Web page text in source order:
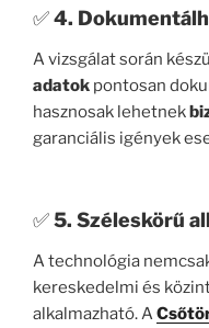
✅4.
A vizsgálat során
adatok pontosan
hasznosak lehetnek
garanciális igények
✅5. Széleskörű
A technológia
kereskedelmi és
alkalmazható. A